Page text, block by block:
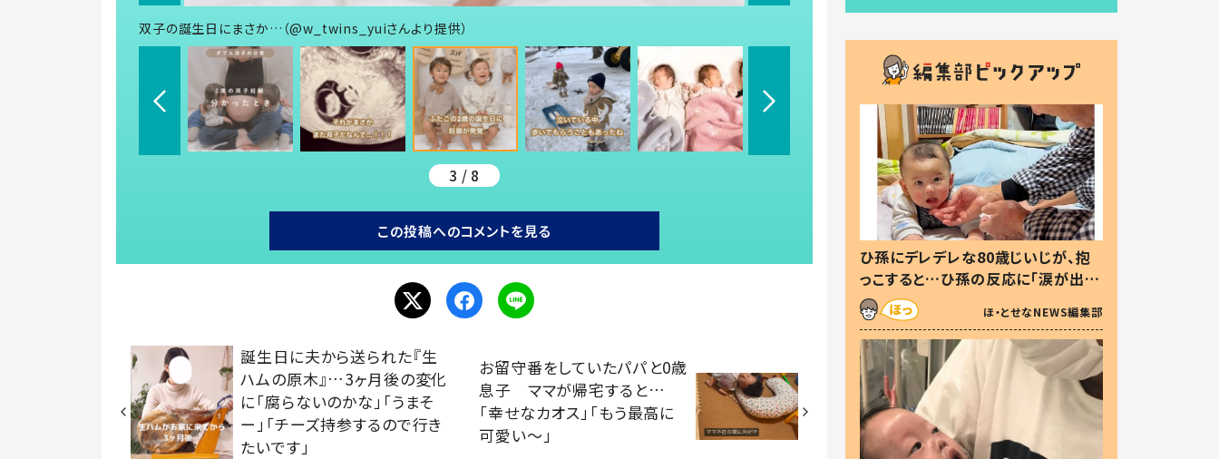
双子の誕生日にまさか…（@w_twins_yuiさんより提供）
3 / 8
この投稿へのコメントを見る
誕生日に夫から送られた『生
ハムの原木』…3ヶ月後の変化
に「腐らないのかな」「うまそ
ー」「チーズ持参するので行き
たいです」
お留守番をしていたパパと0歳
息子 ママが帰宅すると…
「幸せなカオス」「もう最高に
可愛い〜」
ひ孫にデレデレな80歳じいじが、抱
っこすると…ひ孫の反応に「涙が出ま
した」「可愛くて仕方ない」
ほ・とせなNEWS編集部